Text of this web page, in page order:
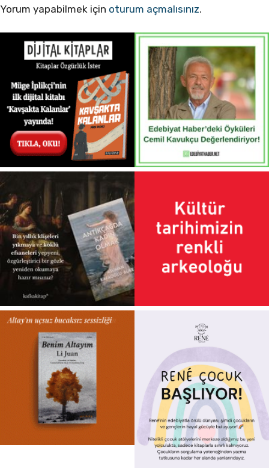
Yorum yapabilmek için oturum açmalısınız.